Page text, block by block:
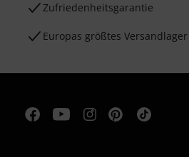
Zufriedenheitsgarantie
Europas größtes Versandlager